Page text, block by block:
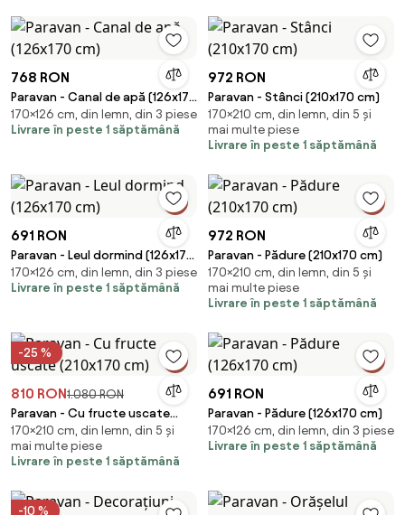
768 RON
Paravan - Canal de apă (126x170
cm)
170×126 cm, din lemn, din 3 piese
Livrare în peste 1 săptămână
972 RON
Paravan - Stânci (210x170 cm)
170×210 cm, din lemn, din 5 și
mai multe piese
Livrare în peste 1 săptămână
691 RON
Paravan - Leul dormind (126x170
cm)
170×126 cm, din lemn, din 3 piese
Livrare în peste 1 săptămână
972 RON
Paravan - Pădure (210x170 cm)
170×210 cm, din lemn, din 5 și
mai multe piese
Livrare în peste 1 săptămână
-25 %
810 RON1.080 RON
Paravan - Cu fructe uscate
(210x170 cm)
170×210 cm, din lemn, din 5 și
mai multe piese
Livrare în peste 1 săptămână
691 RON
Paravan - Pădure (126x170 cm)
170×126 cm, din lemn, din 3 piese
Livrare în peste 1 săptămână
-10 %